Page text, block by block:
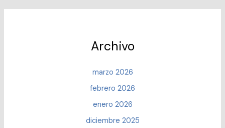
Archivo
marzo 2026
febrero 2026
enero 2026
diciembre 2025